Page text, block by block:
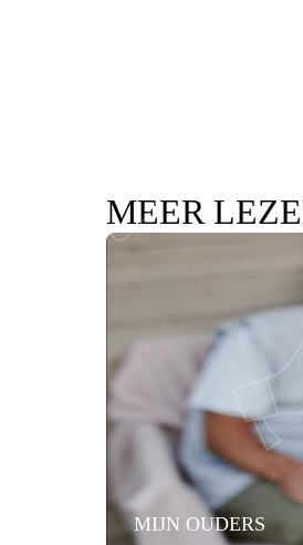
MEER
MIJN OUDERS